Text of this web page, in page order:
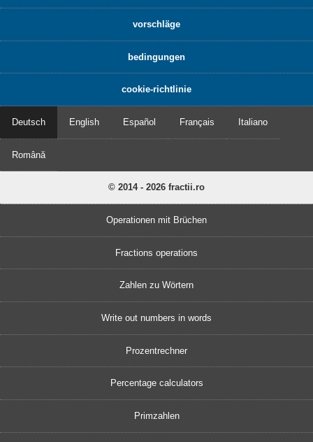
vorschläge
bedingungen
cookie-richtlinie
Deutsch English Español Français Italiano
Română
© 2014 - 2026 fractii.ro
Operationen mit Brüchen
Fractions operations
Zahlen zu Wörtern
Write out numbers in words
Prozentrechner
Percentage calculators
Primzahlen